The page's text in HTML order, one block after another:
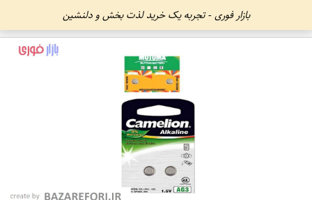
بازار فوری - تجربه یک خرید لذت بخش و دلنشین